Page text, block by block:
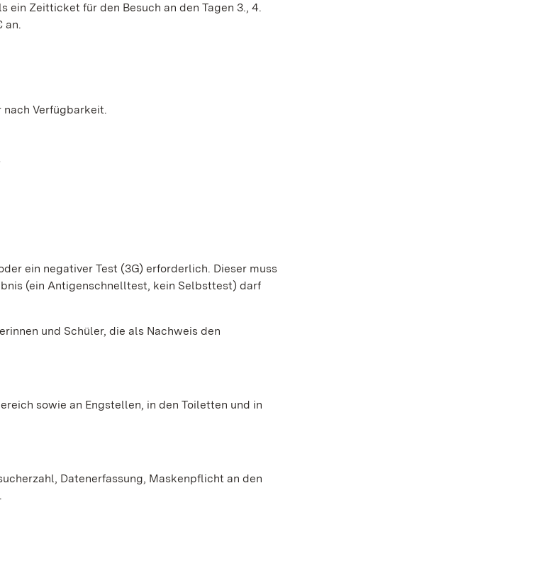
Zeitticket für den Besuch an den Tagen 3., 4.
an.
Verfügbarkeit.
ein negativer Test (3G) erforderlich. Dieser muss
(ein Antigenschnelltest, kein Selbsttest) darf
und Schüler, die als Nachweis den
sowie an Engstellen, in den Toiletten und in
Datenerfassung, Maskenpflicht an den